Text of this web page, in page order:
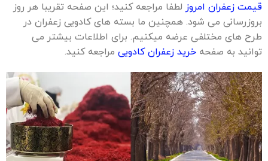
قیمت زعفران امروز لطفا مراجعه کنید؛ این صفحه تقریبا هر روز
بروزرسانی می شود. همچنین ما بسته های کادویی زعفران در
طرح های مختلفی عرضه میکنیم. برای اطلاعات بیشتر می
توانید به صفحه خرید زعفران کادویی مراجعه کنید.